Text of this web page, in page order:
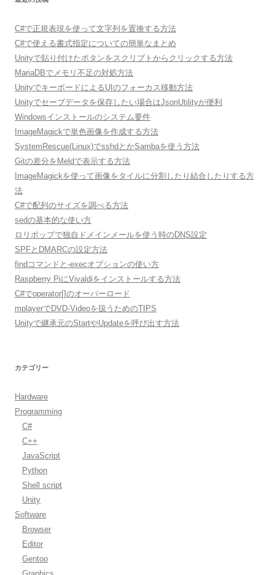
C#で正規表現を使って文字列を置換する方法
C#で使える書式指定についての簡単なまとめ
Unityで貼り付けたボタンをスクリプトからクリックする方法
MariaDBでメモリ不足の対処方法
UnityでキーボードによるUIのフォーカス移動方法
Unityでセーブデータを保存したい場合はJsonUtilityが便利
Windowsインストールのシステム要件
ImageMagickで単色画像を作成する方法
SystemRescue(Linux)でsshdとかSambaを使う方法
Gitの差分をMeldで表示する方法
ImageMagickを使って画像をタイルに分割したり結合したりする方
法
C#で配列のサイズを調べる方法
sedの基本的な使い方
ロリポップで独自ドメインメールを使う時のDNS設定
SPFとDMARCの設定方法
findコマンドと-execオプションの使い方
Raspberry PiにVivaldiをインストールする方法
C#でoperator[]のオーバーロード
mplayerでDVD-Videoを扱うためのTIPS
Unityで継承元のStartやUpdateを呼び出す方法
カテゴリー
Hardware
Programming
C#
C++
JavaScript
Python
Shell script
Unity
Software
Browser
Editor
Gentoo